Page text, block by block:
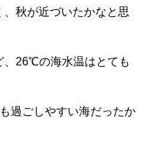
秋が近づいたかなと思
、26℃の海水温はとても
過ごしやすい海だったか